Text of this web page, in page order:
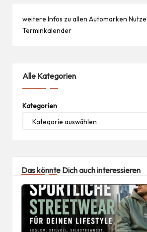
weitere Infos zu allen Automarken
Terminkalender
Alle Kategorien
Kategorien
Das könnte Dich auch interessieren